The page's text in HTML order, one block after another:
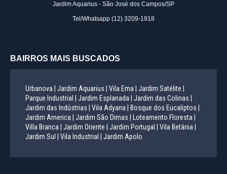
Jardim Aquarius - São José dos Campos/SP
Tel/Whatsapp (12) 3209-1918
BAIRROS MAIS BUSCADOS
Urbanova | Jardim Aquarius | Vila Ema |
Jardim Satélite |
Parque Industrial |
Jardim Esplanada |
Jardim das Colinas |
Jardim das Indústrias |
Vila Adyana |
Bosque dos Eucaliptos |
Jardim America |
Jardim São Dimas |
Loteamento Floresta |
Villa Branca |
Jardim Oriente | Jardim Portugal |
Vila Betânia |
Jardim Sul |
Vila Industrial | Jardim Apolo